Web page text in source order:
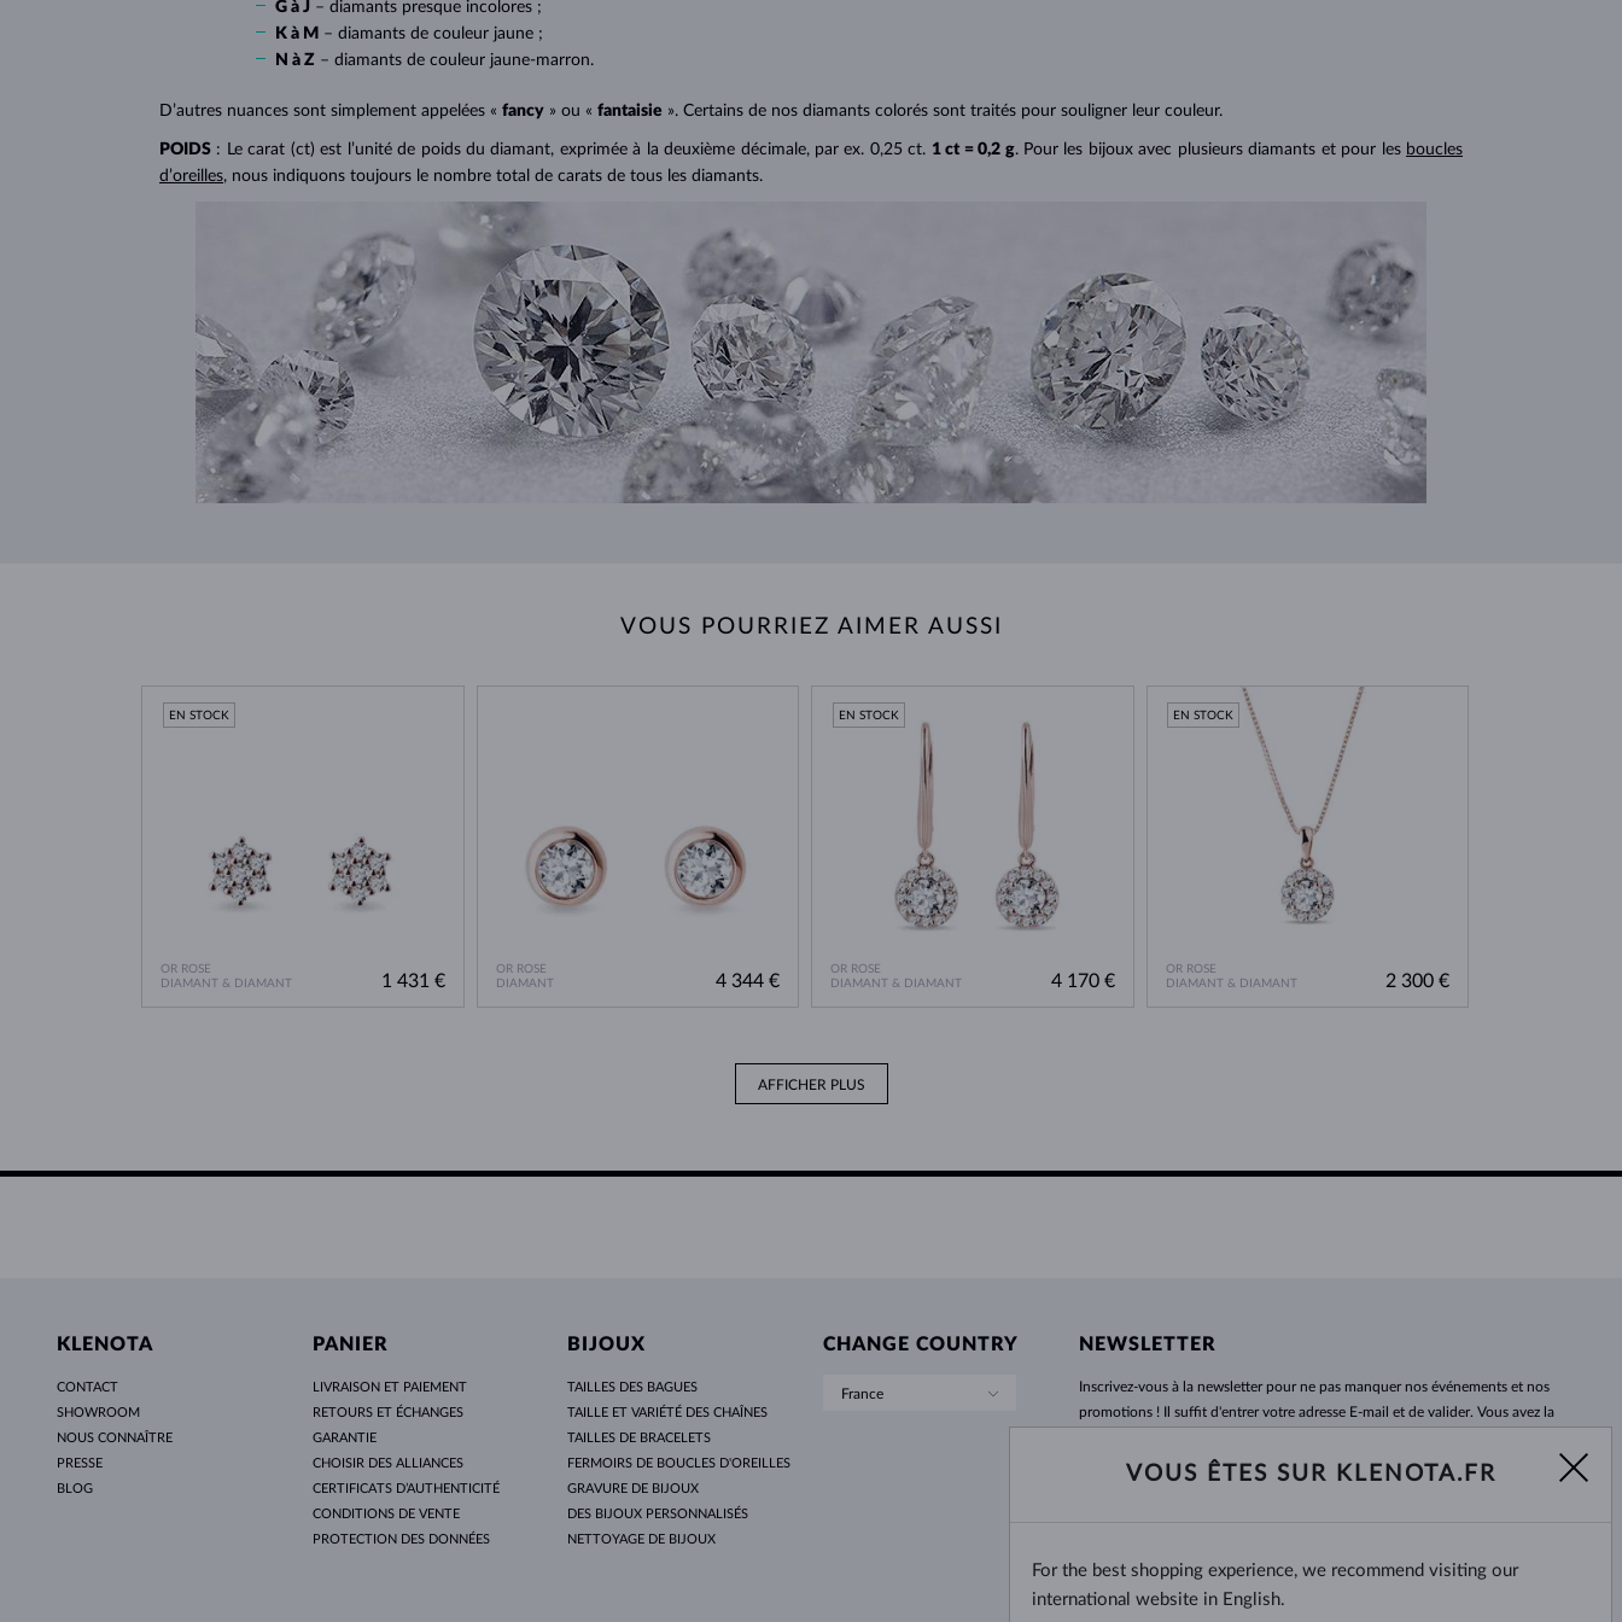
G à J – diamants presque incolores ;
K à M – diamants de couleur jaune ;
N à Z – diamants de couleur jaune-marron.
D’autres nuances sont simplement appelées « fancy » ou « fantaisie ». Certains de nos diamants colorés sont traités pour souligner leur couleur.
POIDS : Le carat (ct) est l’unité de poids du diamant, exprimée à la deuxième décimale, par ex. 0,25 ct. 1 ct = 0,2 g. Pour les bijoux avec plusieurs diamants et pour les boucles
d’oreilles, nous indiquons toujours le nombre total de carats de tous les diamants.
VOUS POURRIEZ AIMER AUSSI
OR ROSE
DIAMANT & DIAMANT
EN STOCK
1 431 €
OR ROSE
DIAMANT
4 344 €
OR ROSE
DIAMANT & DIAMANT
EN STOCK
4 170 €
OR ROSE
DIAMANT & DIAMANT
EN STOCK
2 300 €
AFFICHER PLUS
KLENOTA
CONTACT
SHOWROOM
NOUS CONNAÎTRE
PRESSE
BLOG
PANIER
LIVRAISON ET PAIEMENT
RETOURS ET ÉCHANGES
GARANTIE
CHOISIR DES ALLIANCES
CERTIFICATS D’AUTHENTICITÉ
CONDITIONS DE VENTE
PROTECTION DES DONNÉES
BIJOUX
TAILLES DES BAGUES
TAILLE ET VARIÉTÉ DES CHAÎNES
TAILLES DE BRACELETS
FERMOIRS DE BOUCLES D'OREILLES
GRAVURE DE BIJOUX
DES BIJOUX PERSONNALISÉS
NETTOYAGE DE BIJOUX
CHANGE COUNTRY
France
NEWSLETTER
Inscrivez-vous àla newsletter pour ne pas manquer nos événements et nos
promotions ! Il suffit d'entrer votre adresse E-mail et de valider. Vous avez la
impatience.
Oui, je veux recevoir desnouvelles intéressantes par e-mail.
VOUS ÊTES SUR KLENOTA.FR
For the best shopping experience, we recommend visiting our
international website in English.